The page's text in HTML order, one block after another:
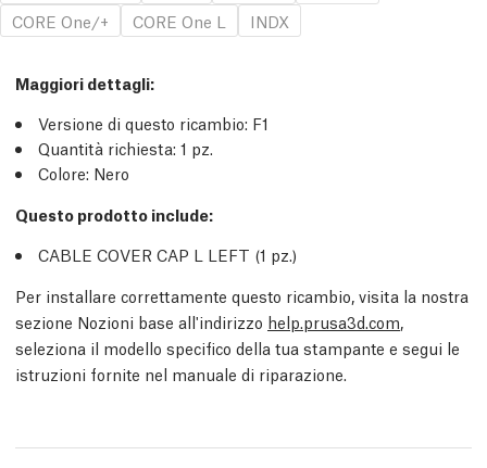
CORE One/+
CORE One L INDX
Maggiori dettagli:
Versione di questo ricambio: F1
Quantità richiesta: 1 pz.
Colore: Nero
Questo prodotto include:
CABLE COVER CAP L LEFT (1 pz.)
Per installare correttamente questo ricambio, visita la nostra
sezione Nozioni base all'indirizzo help.prusa3d.com,
seleziona il modello specifico della tua stampante e segui le
istruzioni fornite nel manuale di riparazione.